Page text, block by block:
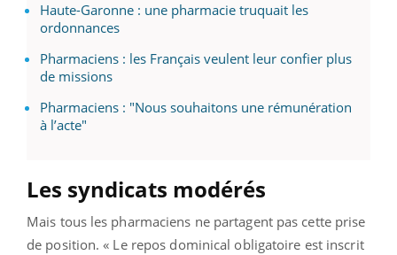
Haute-Garonne : une pharmacie truquait les
ordonnances
Pharmaciens : les Français veulent leur confier plus
de missions
Pharmaciens : "Nous souhaitons une rémunération
à l’acte"
Les syndicats modérés
Mais tous les pharmaciens ne partagent pas cette prise
de position. « Le repos dominical obligatoire est inscrit